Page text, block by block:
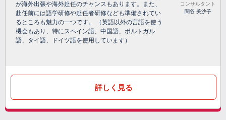
が海外出張や海外赴任のチャンスもあります。また、
赴任前には語学研修や赴任者研修なども準備されてい
るところも魅力の一つです。 （英語以外の言語を使う
機会もあり、特にスペイン語、中国語、ポルトガル
語、タイ語、ドイツ語を使用しています）
コンサルタント
関谷 美沙子
詳しく見る